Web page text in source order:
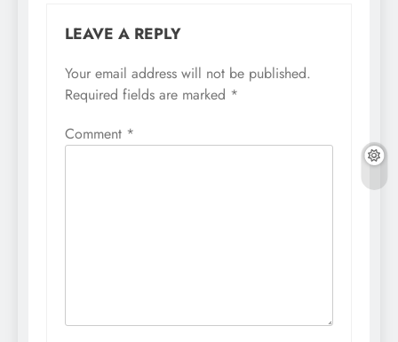
LEAVE A REPLY
Your email address will not be published.
Required fields are marked *
Comment *